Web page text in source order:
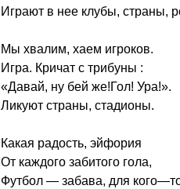
Играют в нее клубы, страны,
Мы хвалим, хаем игроков.
Игра. Кричат с трибуны :
«Давай, ну бей же!Гол! Ура!».
Ликуют страны, стадионы.
Какая радость, эйфория
От каждого забитого гола,
Футбол — забава, для